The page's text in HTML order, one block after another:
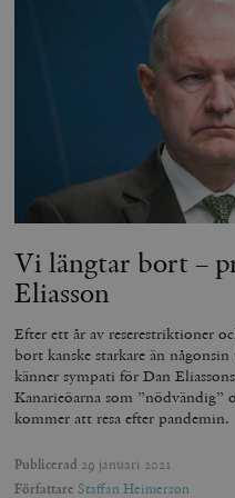
Vi längtar bort –
Eliasson
Efter ett år av reserestriktioner
bort kanske starkare än
känner sympati för Dan
Kanarieöarna som ”nödvändig”
kommer att resa efter pandemin.
Publicerad 29 januari 2021
Författare Staffan Heimerson
_hjFirstSeen
{32}
__cf_bm